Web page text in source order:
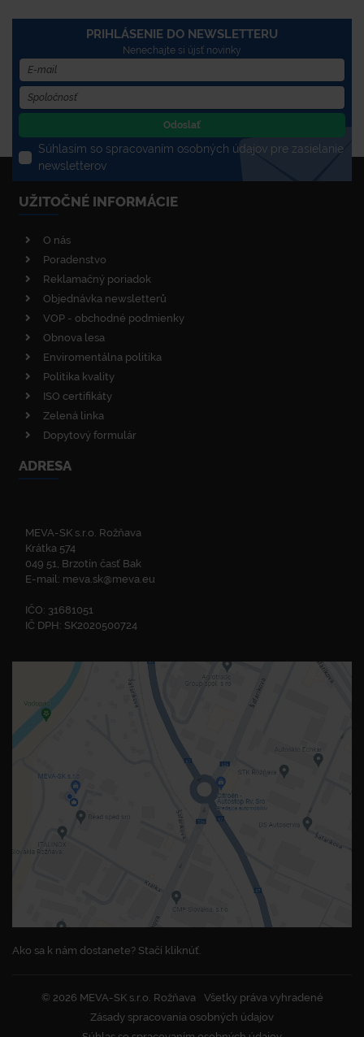
PRIHLÁSENIE DO NEWSLETTERU
Nenechajte si újsť novinky
Odoslať
Súhlasím so spracovaním osobných údajov pre zasielanie
newsletterov
UŽITOČNÉ INFORMÁCIE
O nás
Poradenstvo
Reklamačný poriadok
Objednávka newsletterů
VOP - obchodné podmienky
Obnova lesa
Enviromentálna politika
Politika kvality
ISO certifikáty
Zelená linka
Dopytový formulár
ADRESA
MEVA-SK s.r.o. Rožňava
Krátka 574
049 51, Brzotín časť Bak
E-mail: meva.sk@meva.eu
IČO: 31681051
IČ DPH: SK2020500724
Ako sa k nám dostanete? Stačí kliknúť.
© 2026 MEVA-SK s.r.o. Rožňava
Všetky práva vyhradené
Zásady spracovania osobných údajov